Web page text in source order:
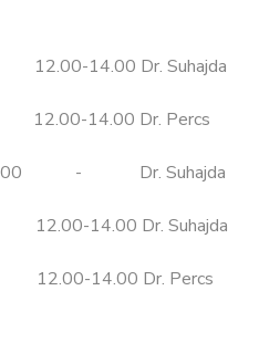
Dr. Suhajda
Dr. Percs
- Dr. Suhajda
14.00 Dr. Suhajda
Dr. Percs